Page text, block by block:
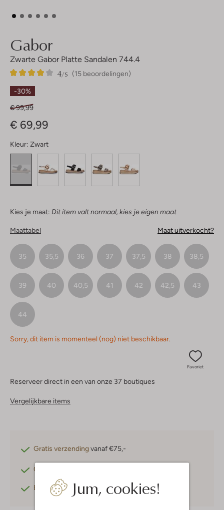
Jum, cookies!
Gabor
Zwarte Gabor Platte Sandalen 744.4
(15 beoordelingen)
4/5
15
4
Sterren
-30%
€ 99,99
€ 69,99
Kleur: Zwart
Kies je maat: Dit item valt normaal, kies je eigen maat
Maattabel Maat uitverkocht?
35 35,5 36 37 37,5 38 38,5
39 40 40,5 41 42 42,5 43
44
Sorry, dit item is momenteel (nog) niet beschikbaar.
Favoriet
Reserveer direct in een van onze 37 boutiques
Vergelijkbare items
Gratis verzendingvanaf €75,-
Gratis retourneren
Betaal achteraf met Klarna